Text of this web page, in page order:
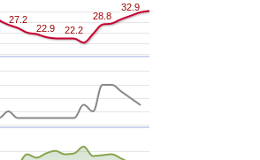
27.2
27.2
22.9
22.9 22.2
22.2
28.8
28.8
32.9
32.9